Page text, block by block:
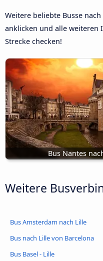
Weitere beliebte Busse
anklicken und alle weiteren
Strecke checken!
Bus Nantes
Weitere
Bus Amsterdam nach Lille
Bus nach Lille von Barcelona
Bus Basel - Lille